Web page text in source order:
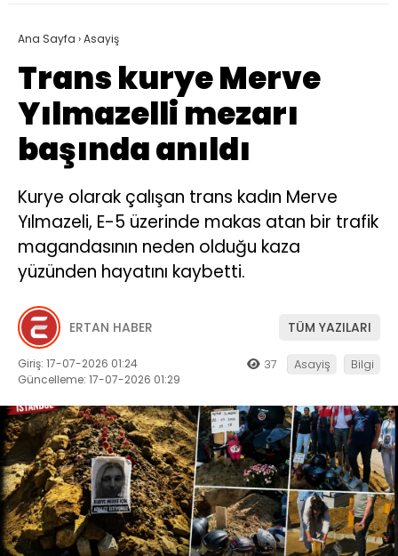
Ana Sayfa ›Asayiş
Trans kurye Merve
Yılmazelli mezarı
başında anıldı
Kurye olarak çalışan trans kadın Merve
Yılmazeli, E-5 üzerinde makas atan bir trafik
magandasının neden olduğu kaza
yüzünden hayatını kaybetti.
ERTAN HABER TÜM YAZILARI
Giriş: 17-07-2026 01:24
Güncelleme: 17-07-2026 01:29
37 Asayiş Bilgi